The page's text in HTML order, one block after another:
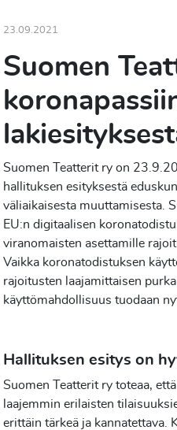
23.09.2021
Suomen
Suomen Teatterit ry on
hallituksen esityksestä
väliaikaisesta muuttamisesta.
EU:n digitaalisen
viranomaisten asettamille
Vaikka koronatodistuksen
rajoitusten laajamittaisen
käyttömahdollisuus tuodaan
Hallituksen esitys on
Suomen Teatterit ry toteaa,
laajemmin erilaisten
erittäin tärkeä ja kannatettava.